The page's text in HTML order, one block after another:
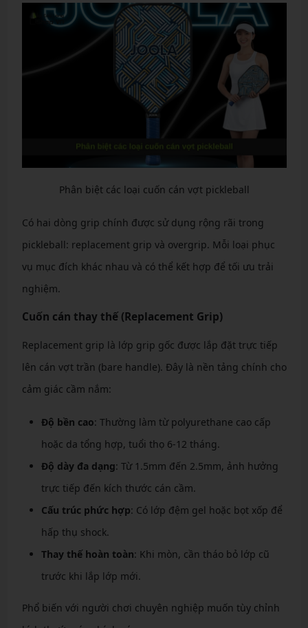
Phân biệt các loại cuốn cán vợt pickleball
Có hai dòng grip chính được sử dụng rộng rãi trong
pickleball: replacement grip và overgrip. Mỗi loại phục
vụ mục đích khác nhau và có thể kết hợp để tối ưu trải
nghiệm.
Cuốn cán thay thế (Replacement Grip)
Replacement grip là lớp grip gốc được lắp đặt trực tiếp
lên cán vợt trần (bare handle). Đây là nền tảng chính cho
cảm giác cầm nắm:
Độ bền cao: Thường làm từ polyurethane cao cấp
hoặc da tổng hợp, tuổi thọ 6-12 tháng.
Độ dày đa dạng: Từ 1.5mm đến 2.5mm, ảnh hưởng
trực tiếp đến kích thước cán cầm.
Cấu trúc phức hợp: Có lớp đệm gel hoặc bọt xốp để
hấp thụ shock.
Thay thế hoàn toàn: Khi mòn, cần tháo bỏ lớp cũ
trước khi lắp lớp mới.
Phổ biến với người chơi chuyên nghiệp muốn tùy chỉnh